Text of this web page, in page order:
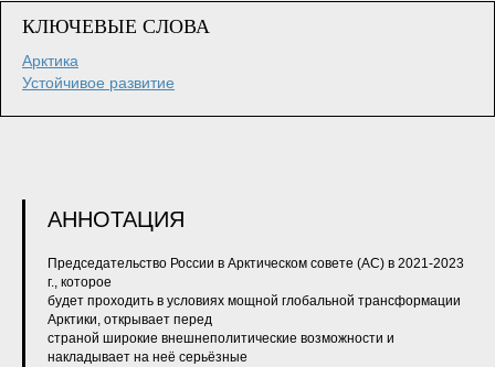
КЛЮЧЕВЫЕ СЛОВА
Арктика
Устойчивое развитие
АННОТАЦИЯ
Председательство России в Арктическом совете (АС) в 2021-2023
г., которое
будет проходить в условиях мощной глобальной трансформации
Арктики, открывает перед
страной широкие внешнеполитические возможности и
накладывает на неё серьёзные